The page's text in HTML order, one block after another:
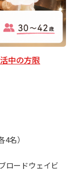
中の方限
名）
ロードウェイビ